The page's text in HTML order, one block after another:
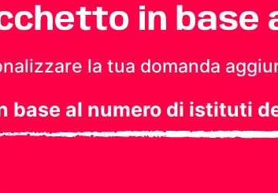
in base
la tua domanda
base al numero di istituti